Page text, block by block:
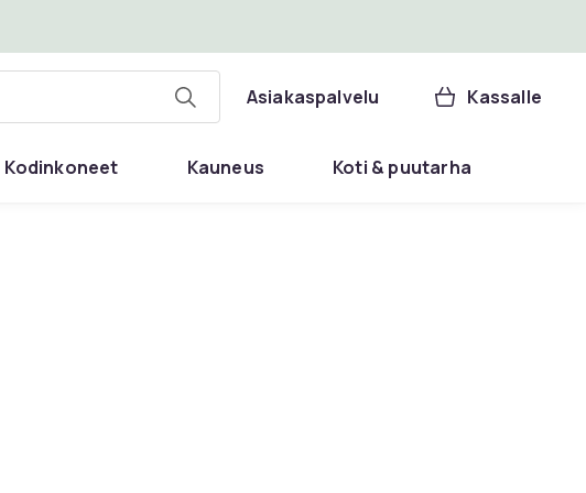
Asiakaspalvelu Kassalle
Kodinkoneet Kauneus Koti & puutarha